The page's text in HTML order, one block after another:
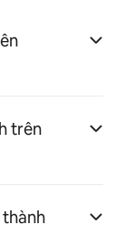
trên